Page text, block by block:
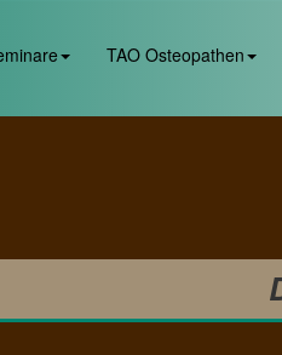
TAO Osteopathen